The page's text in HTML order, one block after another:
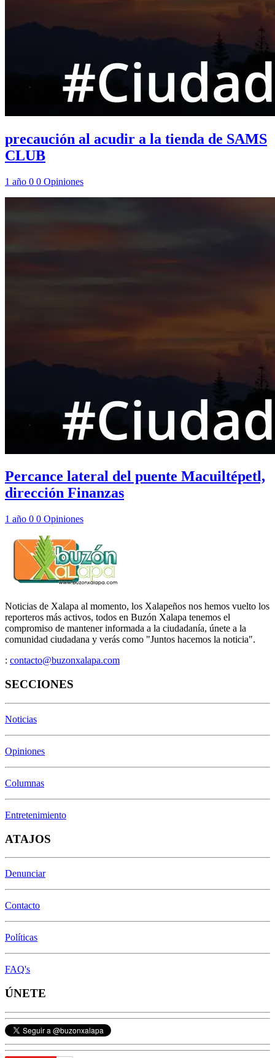
precaución al acudir a la tienda de SAMS
CLUB
1 año 0 0 Opiniones
Percance lateral del puente Macuiltépetl,
dirección Finanzas
1 año 0 0 Opiniones
Noticias de Xalapa al momento, los Xalapeños nos hemos vuelto los
reporteros más activos, todos en Buzón Xalapa tenemos el
compromiso de mantener informada a la ciudadanía, únete a la
comunidad ciudadana y verás como "Juntos hacemos la noticia".
: contacto@buzonxalapa.com
SECCIONES
Noticias
Opiniones
Columnas
Entretenimiento
ATAJOS
Denunciar
Contacto
Políticas
FAQ's
ÚNETE